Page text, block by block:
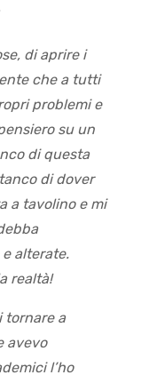
di aprire i
che a tutti
problemi e
su un
di questa
di dover
a tavolino e mi
alterate.
realtà!
tornare a
avevo
l’ho